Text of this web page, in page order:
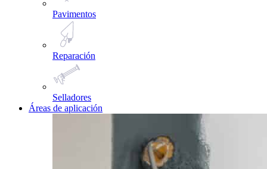
Pavimentos
Reparación
Selladores
Áreas de aplicación